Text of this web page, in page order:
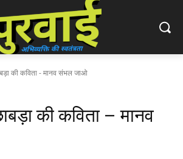
की कविता - मानव संभल जाओ
की कविता – मानव